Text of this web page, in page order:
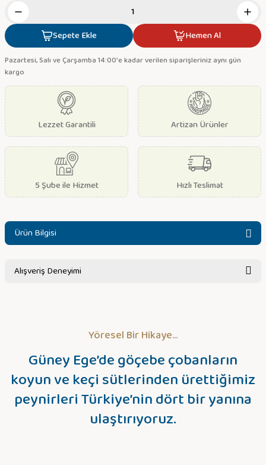
Sepete Ekle Hemen Al
Pazartesi, Salı ve Çarşamba 14:00'e kadar verilen siparişleriniz aynı gün
kargo
Lezzet Garantili Artizan Ürünler
5 Şube ile Hizmet Hızlı Teslimat
Ürün Bilgisi
Alışveriş Deneyimi
Yöresel Bir Hikaye...
Güney Ege’de göçebe çobanların
koyun ve keçi sütlerinden ürettiğimiz
peynirleri Türkiye’nin dört bir yanına
ulaştırıyoruz.